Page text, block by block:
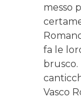
messo
fa le
brusco.
Vasco